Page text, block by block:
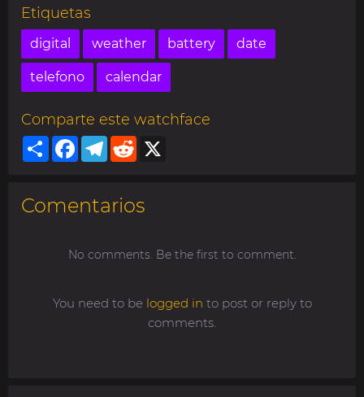
Etiquetas
digital weather battery date
telefono calendar
Comparte este watchface
ShareFacebookTelegram
Reddit
Comentarios
No comments. Be the first to comment.
You need to be logged in to post or reply to
comments.